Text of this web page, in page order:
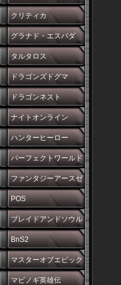
クリティカ
グラナド・エスパダ
タルタロス
ドラゴンズドグマ
ドラゴンネスト
ナイトオンライン
ハンターヒーロー
パーフェクトワールド
ファンタジーアースゼ
ロ
POS
ブレイドアンドソウル
BnS2
マスターオブエピック
マビノギ英雄伝